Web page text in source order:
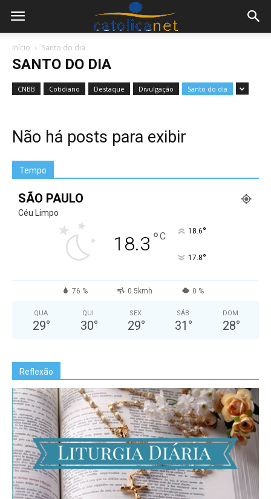
Início Santo do dia
SANTO DO DIA
CNBB Cotidiano Destaque Divulgação Santo do dia
Não há posts para exibir
Tempo
SÃO PAULO
Céu Limpo
18.3 °C 18.6°
17.8°
76 % 0.5kmh 0 %
QUA
29°
QUI
30°
SEX
29°
SÁB
31 °
DOM
28°
Reflexão